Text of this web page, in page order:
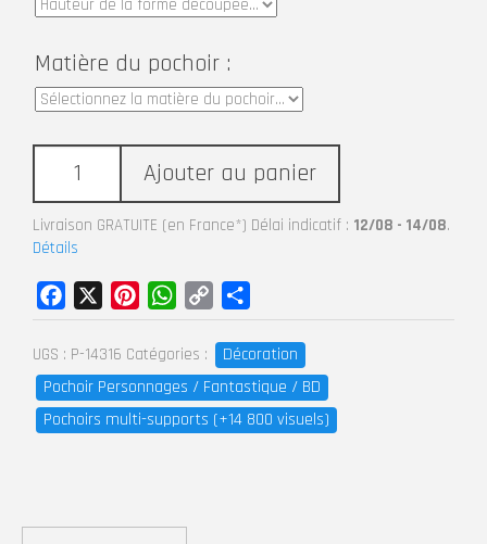
Matière du pochoir :
Ajouter au panier
Livraison GRATUITE (en France*) Délai indicatif : 12/08 - 14/08.
Détails
UGS : P-14316 Catégories :
Décoration
Pochoir Personnages / Fantastique / BD
Pochoirs multi-supports (+14 800 visuels)
Facebook PinterestWhatsApp
Copy
Link